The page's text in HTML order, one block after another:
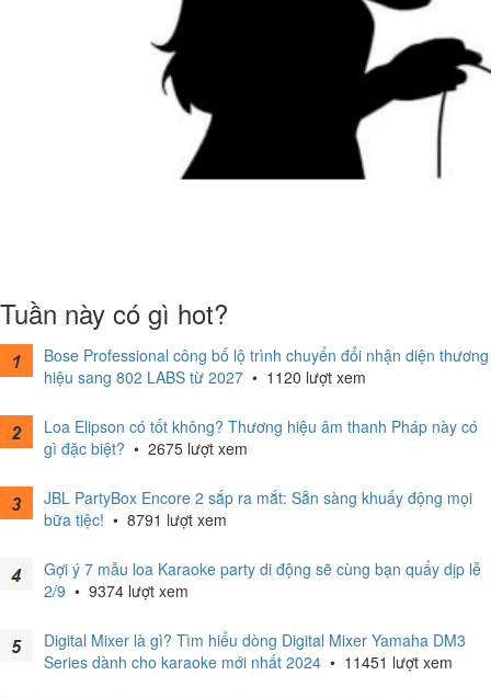
Tuần này có gì hot?
Bose Professional công bố lộ trình chuyển đổi nhận diện thương
hiệu sang 802 LABS từ 2027 • 1120 lượt xem
Loa Elipson có tốt không? Thương hiệu âm thanh Pháp này có
gì đặc biệt? • 2675 lượt xem
JBL PartyBox Encore 2 sắp ra mắt: Sẵn sàng khuấy động mọi
bữa tiệc! • 8791 lượt xem
Gợi ý 7 mẫu loa Karaoke party di động sẽ cùng bạn quẩy dịp lễ
2/9 • 9374 lượt xem
Digital Mixer là gì? Tìm hiểu dòng Digital Mixer Yamaha DM3
Series dành cho karaoke mới nhất 2024 • 11451 lượt xem